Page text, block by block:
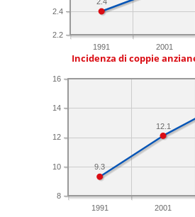
1991 2001
2.2
2.4
Incidenza di coppie
1991 2001
8
10
12
14
16
12.1
9.3